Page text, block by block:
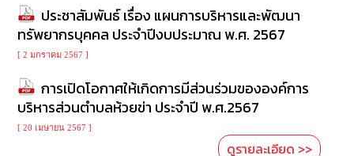
ประชาสัมพันธ์ เรื่อง แผนการบริหารและพัฒนา
ทรัพยากรบุคคล ประจำปีงบประมาณ พ.ศ. 2567
[ 2 มกราคม 2567 ]
การเปิดโอกาศให้เกิดการมีส่วนร่วมขององค์การ
บริหารส่วนตำบลห้วยข่า ประจำปี พ.ศ.2567
[ 20 เมษายน 2567 ]
ดูรายละเอียด >>